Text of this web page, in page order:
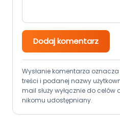
Dodaj komentarz
Wysłanie komentarza
treści i podanej nazwy
mail służy wyłącznie do
nikomu udostępniany.